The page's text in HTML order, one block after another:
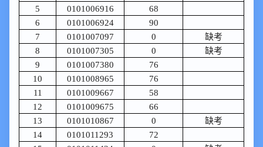
5
0101006916
68
6
0101006924
90
7
0101007097 0
缺考
8
0101007305 0
缺考
9
0101007380
76
10
0101008965
76
11
0101009667
58
12
0101009675
66
13
0101010867 0
缺考
14
0101011293
72